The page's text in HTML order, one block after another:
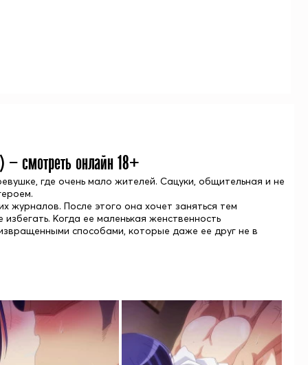
— смотреть онлайн 18+
где очень мало жителей. Сацуки, общительная и не
журналов. После этого она хочет заняться тем
Когда ее маленькая женственность
способами, которые даже ее друг не в